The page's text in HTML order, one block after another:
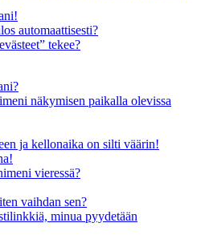
automaattisesti?
tekee?
näkymisen paikalla olevissa
ja kellonaika on silti väärin!
vieressä?
vaihdan sen?
minua pyydetään